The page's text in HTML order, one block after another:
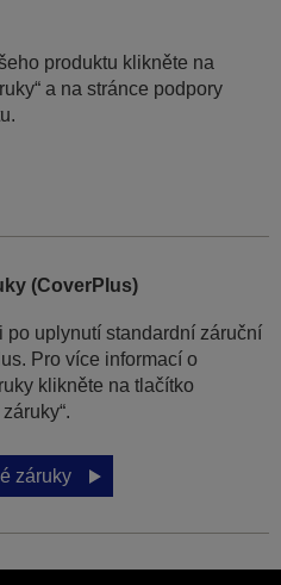
produktu klikněte na
a na stránce podpory
(CoverPlus)
po uplynutí standardní záruční
Pro více informací o
klikněte na tlačítko
záruky